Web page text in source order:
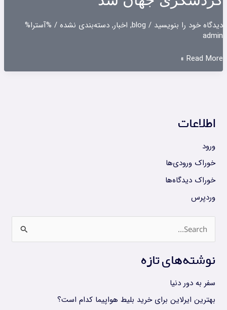
دیدگاه‌ خود را بنویسید /
blog
, اخبار,دسته‌بندی نشده / %آسترا%
admin
بوداپست
محبوب‌ترین
شد
Read More »
اطلاعات
ورود
خوراک ورودی‌ها
خوراک دیدگاه‌ها
وردپرس
جستجو
نوشته‌های تازه
سفر به دور دنیا
بهترین ایرلاین برای خرید بلیط هواپیما کدام است؟